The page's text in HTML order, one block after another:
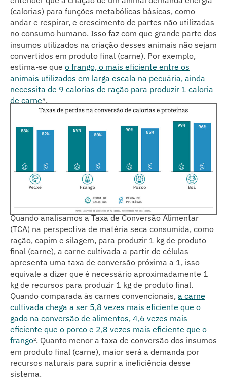
(calorias) para funções metabólicas básicas, como
andar e respirar, e crescimento de partes não utilizadas
no consumo humano. Isso faz com que grande parte dos
insumos utilizados na criação desses animais não sejam
convertidos em produto final (carne). Por exemplo,
estima-se que o frango, o mais eficiente entre os
animais utilizados em larga escala na pecuária, ainda
necessita de 9 calorias de ração para produzir 1 caloria
de carne⁵.
Quando analisamos a Taxa de Conversão Alimentar
(TCA) na perspectiva de matéria seca consumida, como
ração, capim e silagem, para produzir 1 kg de produto
final (carne), a carne cultivada a partir de células
apresenta uma taxa de conversão próxima a 1, isso
equivale a dizer que é necessário aproximadamente 1
kg de recursos para produzir 1 kg de produto final.
Quando comparada às carnes convencionais, a carne
cultivada chega a ser 5,8 vezes mais eficiente que o
gado na conversão de alimentos, 4,6 vezes mais
eficiente que o porco e 2,8 vezes mais eficiente que o
frango². Quanto menor a taxa de conversão dos insumos
em produto final (carne), maior será a demanda por
recursos naturais para suprir a ineficiência desse
sistema.